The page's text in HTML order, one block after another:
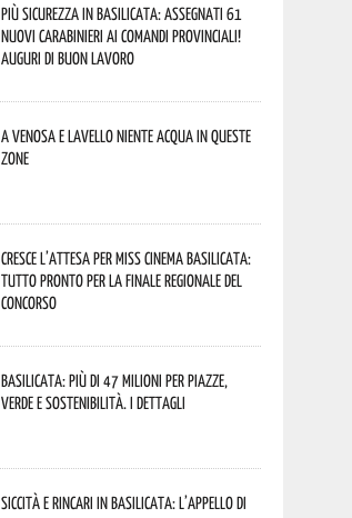
Più sicurezza in Basilicata: assegnati 61
nuovi Carabinieri ai Comandi provinciali!
Auguri di buon lavoro
A Venosa e Lavello niente acqua in queste
zone
Cresce l’attesa per Miss Cinema Basilicata:
tutto pronto per la finale regionale del
concorso
Basilicata: più di 47 milioni per piazze,
verde e sostenibilità. I dettagli
Siccità e rincari in Basilicata: l’appello di